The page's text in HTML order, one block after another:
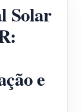
Solar
e